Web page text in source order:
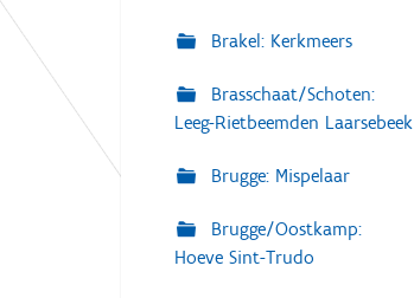
Brakel: Kerkmeers
Brasschaat/Schoten:
Leeg-Rietbeemden Laarsebeek
Brugge: Mispelaar
Brugge/Oostkamp:
Hoeve Sint-Trudo